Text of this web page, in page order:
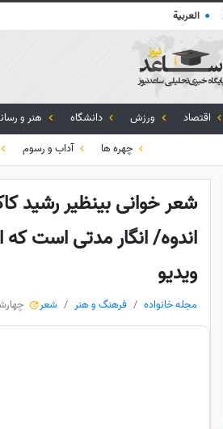
● العربية
اقتصاد ورزش دانشگاه هنر و
چهره ها
آداب و رسوم
شعر خوانی بینظیر رشید
اندوه/ انگار مدتی است
ویدیو
مجله خانواده فرهنگ و هنر شعر چهارشنبه، 09